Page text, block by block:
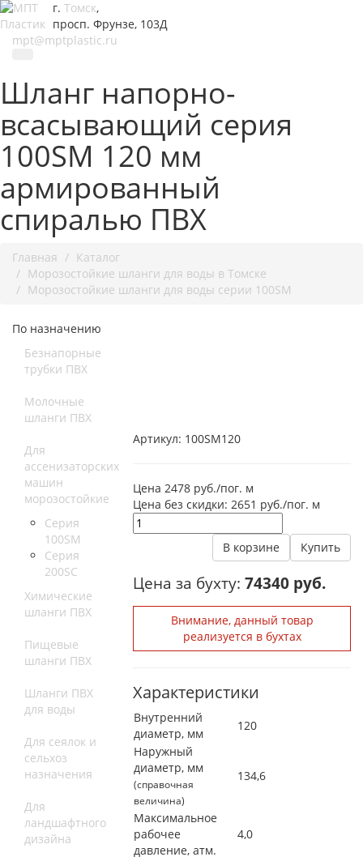
г. Томск,
просп. Фрунзе, 103Д
mpt@mptplastic.ru
Шланг напорно-
всасывающий серия
100SM 120 мм
армированный
спиралью ПВХ
Главная
Каталог
Морозостойкие шланги для воды в Томске
Морозостойкие шланги для воды серии 100SM
По назначению
Безнапорные
трубки ПВХ
Молочные
шланги ПВХ
Для
ассенизаторских
машин
морозостойкие
Серия
100SM
Серия
200SС
Химические
шланги ПВХ
Пищевые
шланги ПВХ
Шланги ПВХ
для воды
Для сеялок и
сельхоз
назначения
Для
ландшафтного
дизайна
Артикул: 100SM120
Цена 2478 руб./пог. м
Цена без скидки:2651 руб./пог. м
Купить
В корзине
Цена за бухту:74340 руб.
Внимание, данный товар
реализуется в бухтах
Характеристики
Внутренний
диаметр, мм
120
Наружный
диаметр, мм
(справочная
величина)
134,6
Максимальное
рабочее
давление, атм.
4,0